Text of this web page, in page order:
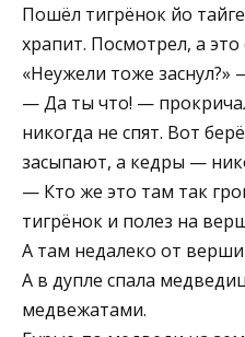
Пошёл тигрёнок йо
храпит. Посмотрел, а
«Неужели тоже заснул?»
— Да ты что! —
никогда не спят. Вот
засыпают, а кедры —
— Кто же это там так
тигрёнок и полез на
А там недалеко от
А в дупле спала
медвежатами.